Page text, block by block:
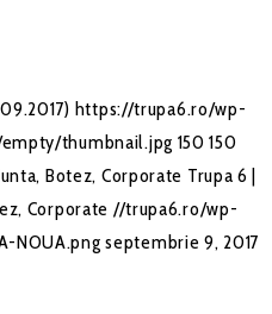
https://trupa6.ro/wp-
thumbnail.jpg 150 150
Botez, Corporate Trupa 6 |
Corporate //trupa6.ro/wp-
NOUA.png septembrie 9, 2017